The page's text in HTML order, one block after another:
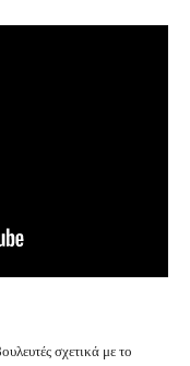
σχετικά με το